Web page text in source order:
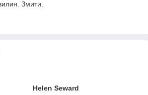
Змити.
Helen Seward